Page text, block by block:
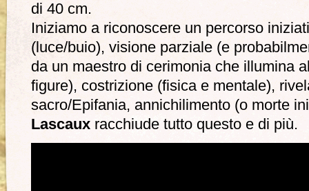
di 40 cm.
Iniziamo a riconoscere un percorso
(luce/buio), visione parziale (e
da un maestro di cerimonia che illumina
figure), costrizione (fisica e mentale),
sacro/Epifania, annichilimento (o morte
Lascaux racchiude tutto questo e di più.